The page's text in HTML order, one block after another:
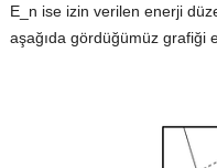
E_n ise izin verilen enerji
aşağıda gördüğümüz grafiği